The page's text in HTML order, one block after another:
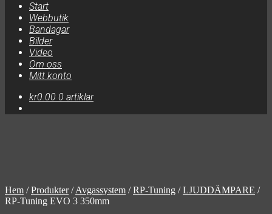
Start
Webbutik
Bandagar
Bilder
Video
Om oss
Mitt konto
kr0.00 0 artiklar
Hem /Produkter/Avgassystem /RP-Tuning /LJUDDÄMPARE /
RP-Tuning EVO 3 350mm